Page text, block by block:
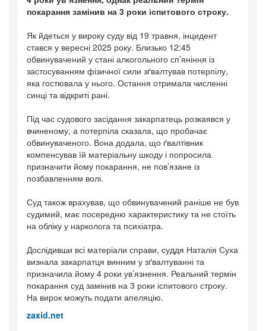
покарання замінив на 3 роки іспитового строку.
Як йдеться у вироку суду від 19 травня, інцидент
стався у вересні 2025 року. Близько 12:45
обвинувачений у стані алкогольного сп’яніння із
застосуванням фізичної сили зґвалтував потерпілу,
яка гостювала у нього. Остання отримала численні
синці та відкриті рані.
Під час судового засідання закарпатець розкаявся у
вчиненому, а потерпіла сказала, що пробачає
обвинуваченого. Вона додала, що ґвалтівник
компенсував їй матеріальну шкоду і попросила
призначити йому покарання, не пов’язане із
позбавленням волі.
Суд також врахував, що обвинувачений раніше не був
судимий, має посередню характеристику та не стоїть
на обліку у нарколога та психіатра.
Дослідивши всі матеріали справи, суддя Наталія Суха
визнала закарпатця винним у зґвалтуванні та
призначила йому 4 роки ув’язнення. Реальний термін
покарання суд замінив на 3 роки іспитового строку.
На вирок можуть подати апеляцію.
zaxid.net